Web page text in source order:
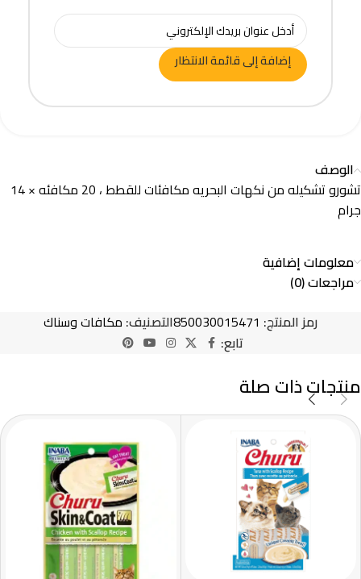
إضافة إلى قائمة الانتظار
الوصف
تشورو تشكيله من نكهات البحريه مكافئات للقطط ، 20 مكافئه × 14
جرام
معلومات إضافية
مراجعات (0)
رمز المنتج: 850030015471التصنيف: مكافات وسناك
تابع:
منتجات ذات صلة